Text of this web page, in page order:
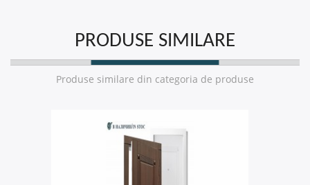
PRODUSE SIMILARE
Produse similare din categoria de produse